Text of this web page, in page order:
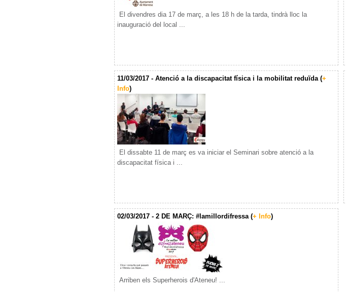
El divendres dia 17 de març, a les 18 h de la tarda, tindrà lloc la
inauguració del local ...
11/03/2017 - Atenció a la discapacitat física i la mobilitat reduïda (+
Info)
El dissabte 11 de març es va iniciar el Seminari sobre atenció a la
discapacitat física i ...
02/03/2017 - 2 DE MARÇ: #lamillordifressa (+ Info)
Arriben els Superherois d'Ateneu! ...